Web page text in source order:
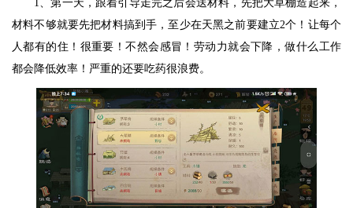
1、第一天，跟着引导走完之后会送材料，先把大草棚造起来，
材料不够就要先把材料搞到手，至少在天黑之前要建立2个！让每个
人都有的住！很重要！不然会感冒！劳动力就会下降，做什么工作
都会降低效率！严重的还要吃药很浪费。